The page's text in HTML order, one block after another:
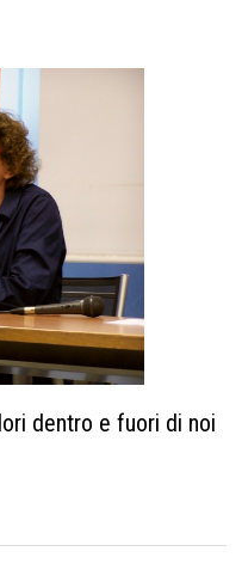
dentro e fuori di noi